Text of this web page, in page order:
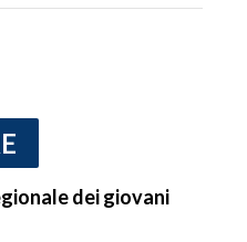
dei giovani